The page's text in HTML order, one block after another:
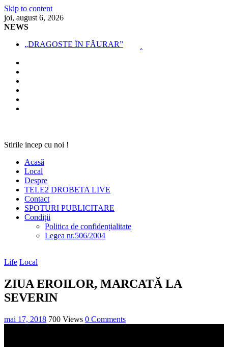
Skip to content
joi, august 6, 2026
NEWS
„DRAGOSTE ÎN FĂURAR”
Stirile incep cu noi !
Acasă
Local
Despre
TELE2 DROBETA LIVE
Contact
SPOTURI PUBLICITARE
Condiții
Politica de confidențialitate
Legea nr.506/2004
Life Local
ZIUA EROILOR, MARCATĂ LA
SEVERIN
mai 17, 2018 700 Views 0 Comments